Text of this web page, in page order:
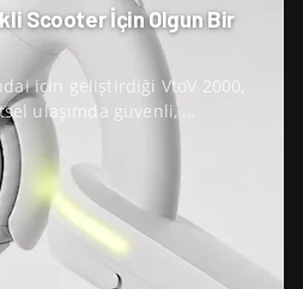
Scooter İçin Olgun Bir
için geliştirdiği VtoV 2000,
ulaşımda güvenli, …
Hacimler: Erivan'da Smash